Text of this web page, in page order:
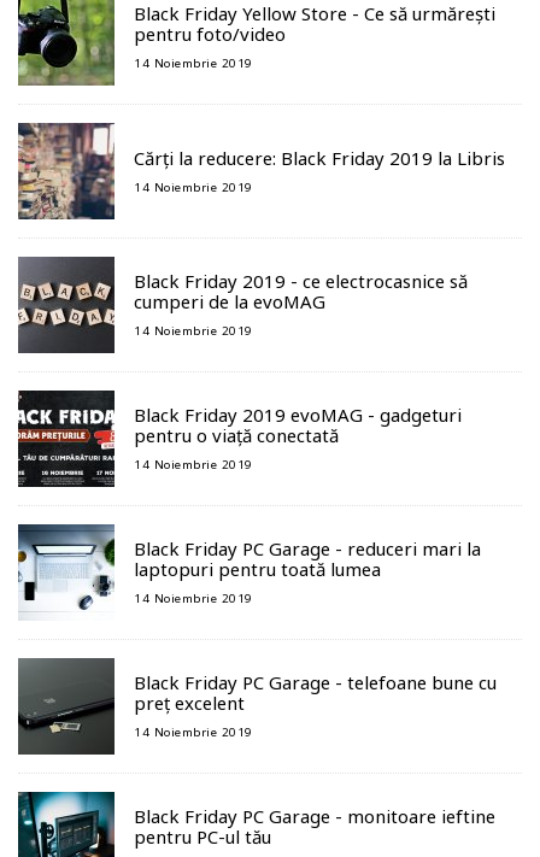
Black Friday Yellow Store - Ce să urmărești
pentru foto/video
14 Noiembrie 2019
Cărți la reducere: Black Friday 2019 la Libris
14 Noiembrie 2019
Black Friday 2019 - ce electrocasnice să
cumperi de la evoMAG
14 Noiembrie 2019
Black Friday 2019 evoMAG - gadgeturi
pentru o viață conectată
14 Noiembrie 2019
Black Friday PC Garage - reduceri mari la
laptopuri pentru toată lumea
14 Noiembrie 2019
Black Friday PC Garage - telefoane bune cu
preț excelent
14 Noiembrie 2019
Black Friday PC Garage - monitoare ieftine
pentru PC-ul tău